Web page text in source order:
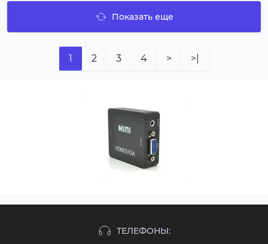
Показать еще
1 2 3 4 > >|
ТЕЛЕФОНЫ: